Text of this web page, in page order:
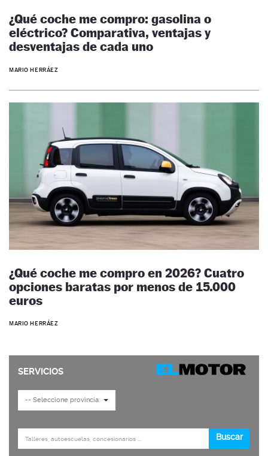
¿Qué coche me compro: gasolina o
eléctrico? Comparativa, ventajas y
desventajas de cada uno
MARIO HERRÁEZ
¿Qué coche me compro en 2026? Cuatro
opciones baratas por menos de 15.000
euros
MARIO HERRÁEZ